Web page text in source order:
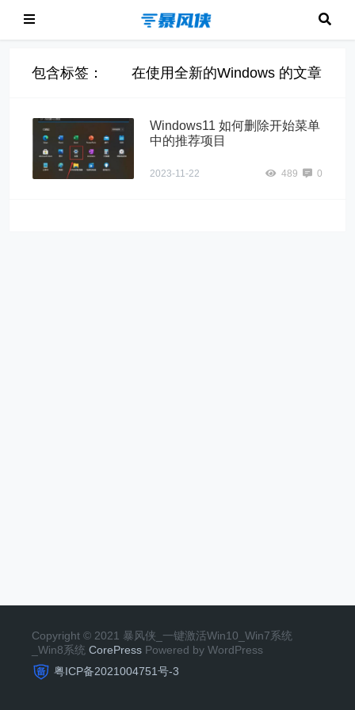
包含标签： 在使用全新的Windows 的文章
Windows11 如何删除开始菜单
中的推荐项目
2023-11-22 489 0
Copyright © 2021 暴风侠_一键激活Win10_Win7系统
_Win8系统 CorePress Powered by WordPress
粤ICP备2021004751号-3